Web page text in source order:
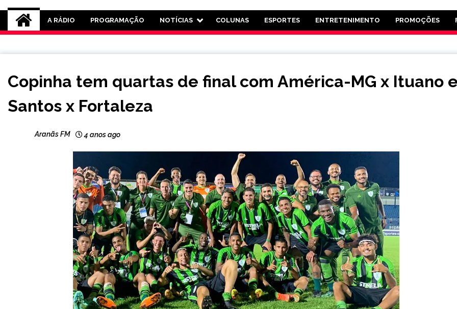
Rádio Aranãs 105.3
A RÁDIO PROGRAMAÇÃO NOTÍCIAS COLUNAS ESPORTES ENTRETENIMENTO PROMOÇÕES
Copinha tem quartas de final com América-MG x Ituano
Santos x Fortaleza
Aranãs FM 4 anos ago